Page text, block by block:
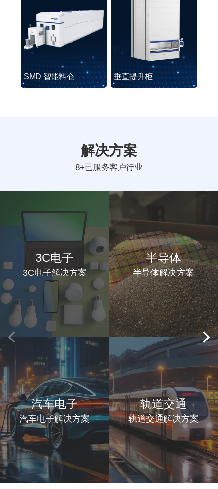
SMD 智能料仓 垂直提升柜
解决方案
8+已服务客户行业
3C电子
3C电子解决方案
半导体
半导体解决方案
汽车电子
汽车电子解决方案
轨道交通
轨道交通解决方案